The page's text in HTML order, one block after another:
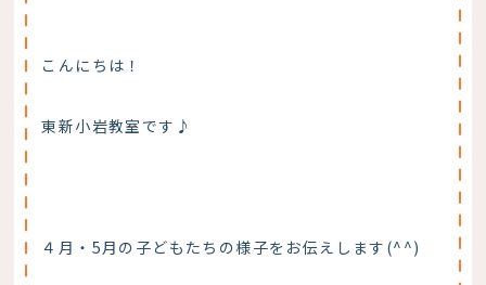
こんにちは！
東新小岩教室です♪
４月・5月の子どもたちの様子をお伝えします(^^)